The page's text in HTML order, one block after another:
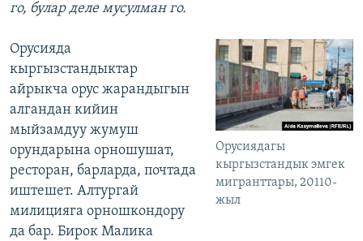
го, булар деле мусулман го.
Орусиядагы
кыргызстандык эмгек
мигранттары, 20110-
жыл
​Орусияда
кыргызстандыктар
айрыкча орус жарандыгын
алгандан кийин
мыйзамдуу жумуш
орундарына орношушат,
ресторан, барларда, почтада
иштешет. Алтургай
милицияга орношкондору
да бар. Бирок Малика